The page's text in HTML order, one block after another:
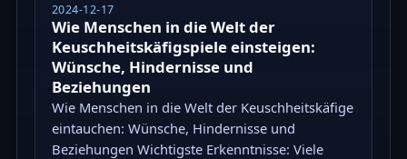
2024-12-17
Wie Menschen in die Welt der
Keuschheitskäfigspiele einsteigen:
Wünsche, Hindernisse und
Beziehungen
Wie Menschen in die Welt der Keuschheitskäfige
eintauchen: Wünsche, Hindernisse und
Beziehungen Wichtigste Erkenntnisse: Viele